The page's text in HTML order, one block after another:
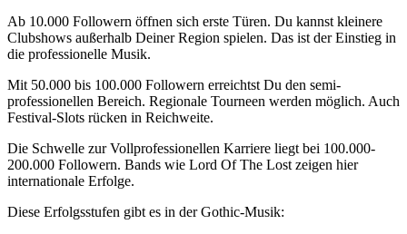
Ab 10.000 Followern öffnen sich erste Türen. Du kannst kleinere
Clubshows außerhalb Deiner Region spielen. Das ist der Einstieg in
die professionelle Musik.
Mit 50.000 bis 100.000 Followern erreichtst Du den semi-
professionellen Bereich. Regionale Tourneen werden möglich. Auch
Festival-Slots rücken in Reichweite.
Die Schwelle zur Vollprofessionellen Karriere liegt bei 100.000-
200.000 Followern. Bands wie Lord Of The Lost zeigen hier
internationale Erfolge.
Diese Erfolgsstufen gibt es in der Gothic-Musik: